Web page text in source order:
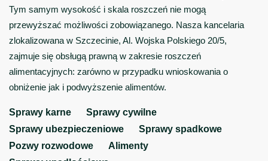
Tym samym wysokość i skala roszczeń nie mogą
przewyższać możliwości zobowiązanego. Nasza kancelaria
zlokalizowana w Szczecinie, Al. Wojska Polskiego 20/5,
zajmuje się obsługą prawną w zakresie roszczeń
alimentacyjnych: zarówno w przypadku wnioskowania o
obniżenie jak i podwyższenie alimentów.
Sprawy karne
Sprawy cywilne
Sprawy ubezpieczeniowe
Sprawy spadkowe
Pozwy rozwodowe
Alimenty